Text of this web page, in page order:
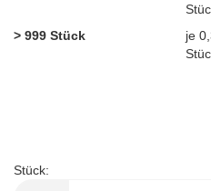
> 999 Stück
je
Stück: